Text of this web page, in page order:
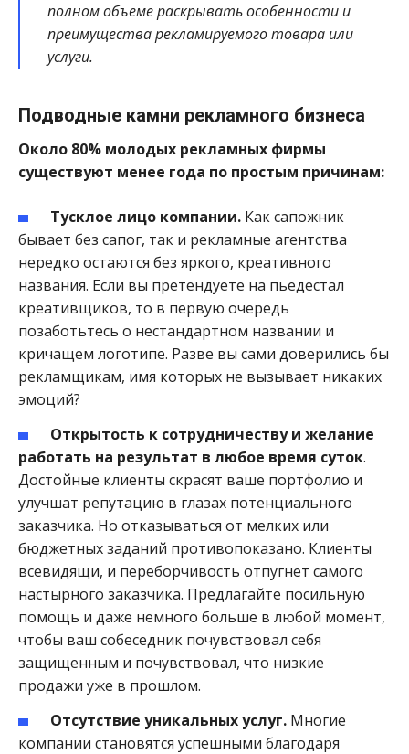
полном объеме раскрывать особенности и
преимущества рекламируемого товара или
услуги.
Подводные камни рекламного бизнеса
Около 80% молодых рекламных фирмы
существуют менее года по простым причинам:
Тусклое лицо компании. Как сапожник
бывает без сапог, так и рекламные агентства
нередко остаются без яркого, креативного
названия. Если вы претендуете на пьедестал
креативщиков, то в первую очередь
позаботьтесь о нестандартном названии и
кричащем логотипе. Разве вы сами доверились бы
рекламщикам, имя которых не вызывает никаких
эмоций?
Открытость к сотрудничеству и желание
работать на результат в любое время суток.
Достойные клиенты скрасят ваше портфолио и
улучшат репутацию в глазах потенциального
заказчика. Но отказываться от мелких или
бюджетных заданий противопоказано. Клиенты
всевидящи, и переборчивость отпугнет самого
настырного заказчика. Предлагайте посильную
помощь и даже немного больше в любой момент,
чтобы ваш собеседник почувствовал себя
защищенным и почувствовал, что низкие
продажи уже в прошлом.
Отсутствие уникальных услуг. Многие
компании становятся успешными благодаря